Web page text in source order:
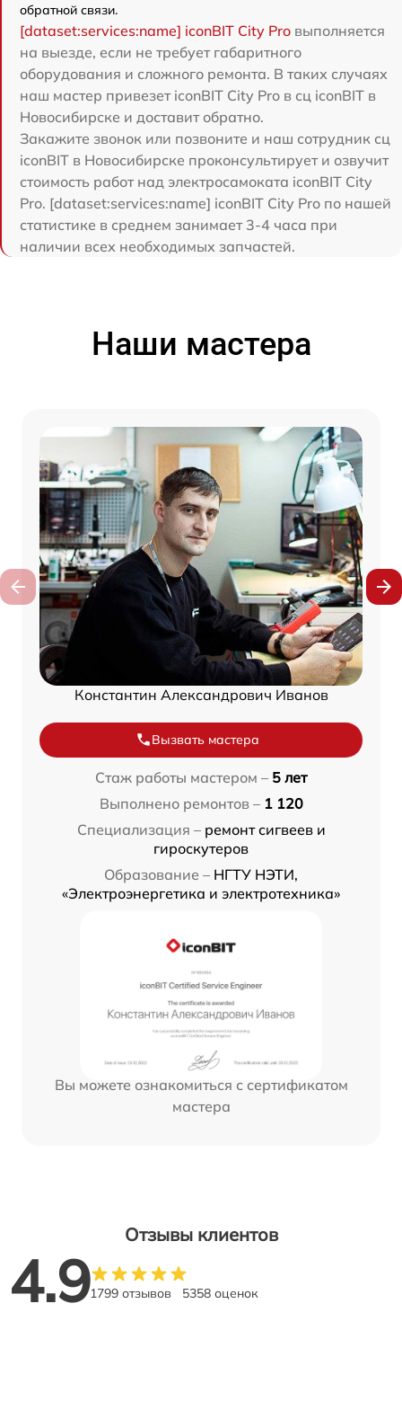
обратной связи.
[dataset:services:name] iconBIT City Pro выполняется
на выезде, если не требует габаритного
оборудования и сложного ремонта. В таких случаях
наш мастер привезет iconBIT City Pro в сц iconBIT в
Новосибирске и доставит обратно.
Закажите звонок или позвоните и наш сотрудник сц
iconBIT в Новосибирске проконсультирует и озвучит
стоимость работ над электросамоката iconBIT City
Pro. [dataset:services:name] iconBIT City Pro по нашей
статистике в среднем занимает 3-4 часа при
наличии всех необходимых запчастей.
Наши мастера
Константин Александрович Иванов
Вызвать мастера
Стаж работы мастером – 5 лет
Выполнено ремонтов – 1 120
Специализация – ремонт сигвеев и
гироскутеров
Образование – НГТУ НЭТИ,
«Электроэнергетика и электротехника»
Вы можете ознакомиться с сертификатом
мастера
Отзывы клиентов
4.91799 отзывов 5358 оценок